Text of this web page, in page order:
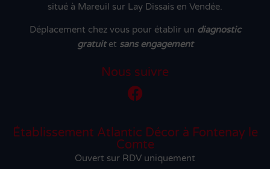
situé à Mareuil sur Lay Dissais en Vendée.
Déplacement chez vous pour établir un diagnostic
gratuitet sans engagement
Nous suivre
Établissement Atlantic Décor à Fontenay le
Comte
Ouvert sur RDV uniquement